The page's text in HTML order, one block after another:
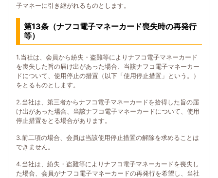
子マネーに引き継がれるものとします。
第13条（ナフコ電子マネーカード喪失時の再発行
等）
1.当社は、会員から紛失・盗難等によりナフコ電子マネーカード
を喪失した旨の届け出があった場合、当該ナフコ電子マネーカー
ドについて、使用停止の措置（以下「使用停止措置」という。）
をとるものとします。
2.当社は、第三者からナフコ電子マネーカードを拾得した旨の届
け出があった場合、当該ナフコ電子マネーカードについて、使用
停止措置をとる場合があります。
3.前二項の場合、会員は当該使用停止措置の解除を求めることは
できません。
4.当社は、紛失・盗難等によりナフコ電子マネーカードを喪失し
た場合、会員がナフコ電子マネーカードの再発行を希望し、当社